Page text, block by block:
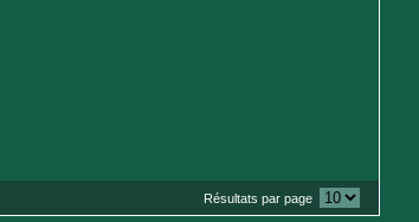
Résultats par page